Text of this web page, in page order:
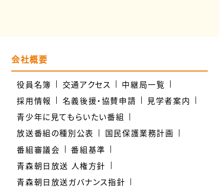
会社概要
役員名簿 交通アクセス
中継局一覧
採用情報
名義後援・協賛申請
見学者案内
青少年に見てもらいたい番組
放送番組の種別公表
国民保護業務計画
番組審議会
番組基準
青森朝日放送 人権方針
青森朝日放送ガバナンス指針